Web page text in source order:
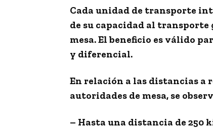
Cada unidad de transporte
de su capacidad al
mesa. El beneficio es válido
y diferencial.
En relación a las distancias a
autoridades de mesa, se
– Hasta una distancia de 250